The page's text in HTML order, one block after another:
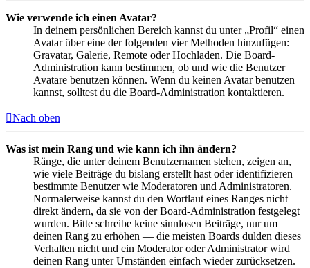
Wie verwende ich einen Avatar?
In deinem persönlichen Bereich kannst du unter „Profil“ einen
Avatar über eine der folgenden vier Methoden hinzufügen:
Gravatar, Galerie, Remote oder Hochladen. Die Board-
Administration kann bestimmen, ob und wie die Benutzer
Avatare benutzen können. Wenn du keinen Avatar benutzen
kannst, solltest du die Board-Administration kontaktieren.
Nach oben
Was ist mein Rang und wie kann ich ihn ändern?
Ränge, die unter deinem Benutzernamen stehen, zeigen an,
wie viele Beiträge du bislang erstellt hast oder identifizieren
bestimmte Benutzer wie Moderatoren und Administratoren.
Normalerweise kannst du den Wortlaut eines Ranges nicht
direkt ändern, da sie von der Board-Administration festgelegt
wurden. Bitte schreibe keine sinnlosen Beiträge, nur um
deinen Rang zu erhöhen — die meisten Boards dulden dieses
Verhalten nicht und ein Moderator oder Administrator wird
deinen Rang unter Umständen einfach wieder zurücksetzen.